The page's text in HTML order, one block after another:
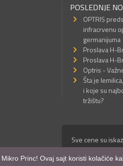
POSLEDNJE
OPTRIS
infracrvenu
germanijuma
Proslava H-
Proslava H-
Optris -
Šta je
i koje su
tržištu?
Sve cene su
© Mikro Princ
Kreirao
Princ! Ovaj sajt koristi kolačiće